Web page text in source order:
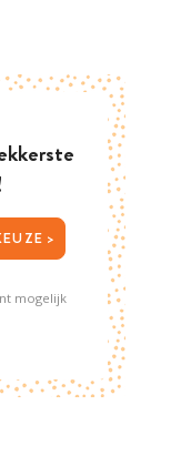
JOUW NIEUWSBRIEFKEUZE >
mogelijk